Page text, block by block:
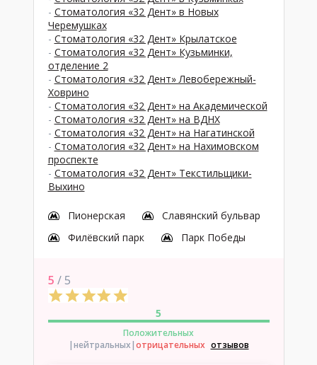
- Стоматология «32 Дент» в Новых
Черемушках
- Стоматология «32 Дент» Крылатское
- Стоматология «32 Дент» Кузьминки,
отделение 2
- Стоматология «32 Дент» Левобережный-
Ховрино
- Стоматология «32 Дент» на Академической
- Стоматология «32 Дент» на ВДНХ
- Стоматология «32 Дент» на Нагатинской
- Стоматология «32 Дент» на Нахимовском
проспекте
- Стоматология «32 Дент» Текстильщики-
Выхино
Пионерская
Славянский бульвар
Филёвский парк
Парк Победы
5 / 5
5
Положительных
|нейтральных|отрицательных отзывов